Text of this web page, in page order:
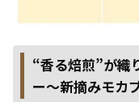
“香る焙煎”が織
ー～新摘みモカ